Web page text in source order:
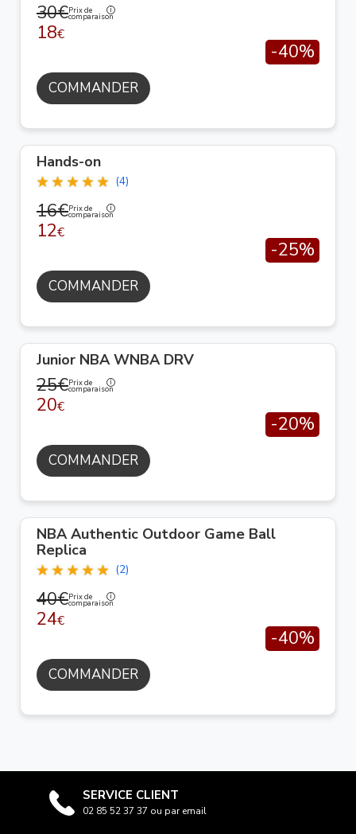
30€Prix de
comparaison
18€
-40%
COMMANDER
Hands-on
(4)
16€Prix de
comparaison
12€
-25%
COMMANDER
Junior NBA WNBA DRV
25€Prix de
comparaison
20€
-20%
COMMANDER
NBA Authentic Outdoor Game Ball
Replica
(2)
40€Prix de
comparaison
24€
-40%
COMMANDER
SERVICE CLIENT
02 85 52 37 37 ou par email